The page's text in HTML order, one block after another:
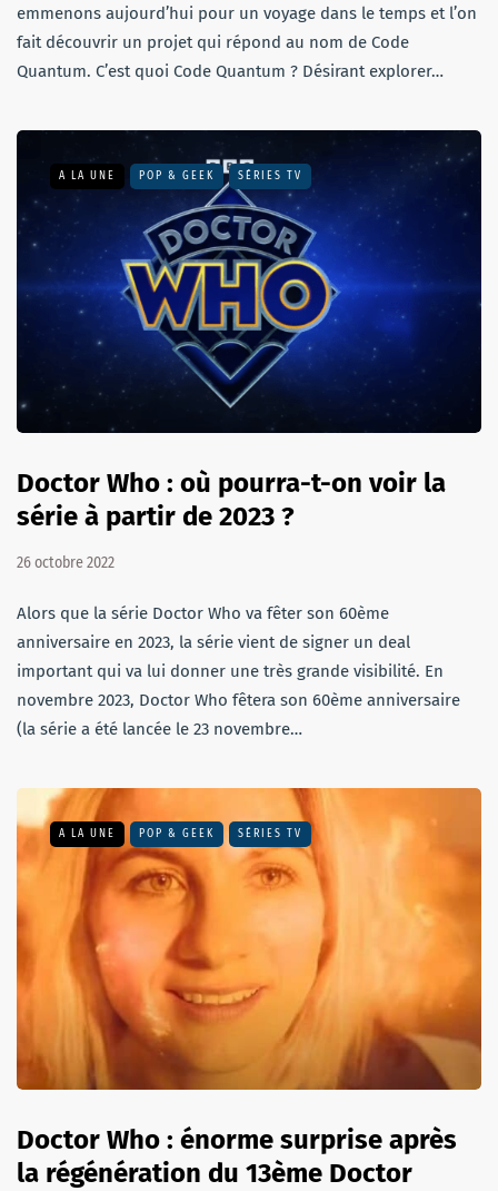
emmenons aujourd’hui pour un voyage dans le temps et l’on
fait découvrir un projet qui répond au nom de Code
Quantum. C’est quoi Code Quantum ? Désirant explorer…
A LA UNE POP & GEEK SÉRIES TV
Doctor Who : où pourra-t-on voir la
série à partir de 2023 ?
26 octobre 2022
Alors que la série Doctor Who va fêter son 60ème
anniversaire en 2023, la série vient de signer un deal
important qui va lui donner une très grande visibilité. En
novembre 2023, Doctor Who fêtera son 60ème anniversaire
(la série a été lancée le 23 novembre…
A LA UNE POP & GEEK SÉRIES TV
Doctor Who : énorme surprise après
la régénération du 13ème Doctor